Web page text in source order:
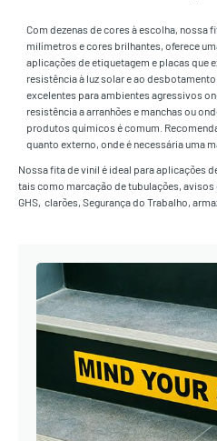
Com dezenas de cores à escolha, nossa
milímetros e cores brilhantes, oferece
aplicações de etiquetagem e placas que
resistência à luz solar e ao
excelentes para ambientes agressivos
resistência a arranhões e manchas ou
produtos químicos é comum.
quanto externo, onde é necessária uma
Nossa fita de vinil é ideal para aplicações
tais como marcação de tubulações,
GHS, clarões, Segurança do Trabalho,